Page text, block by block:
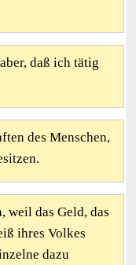
daß ich tätig
des Menschen,
weil das Geld, das
ihres Volkes
dazu